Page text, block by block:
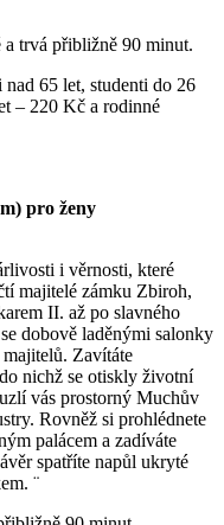
trvá přibližně 90 minut.
65 let, studenti do 26
– 220 Kč a rodinné
pro ženy
i věrnosti, které
majitelé zámku Zbiroh,
II. až po slavného
dobově laděnými salonky
Zavítáte
nichž se otiskly životní
vás prostorný Muchův
Rovněž si prohlédnete
palácem a zadíváte
spatříte napůl ukryté
¨